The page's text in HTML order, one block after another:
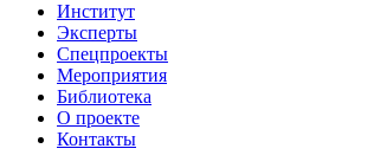
Институт
Эксперты
Спецпроекты
Мероприятия
Библиотека
О проекте
Контакты